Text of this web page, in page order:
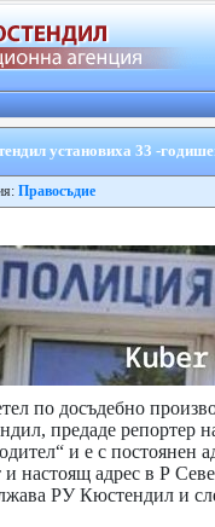
установиха 33 -
Правосъдие
по досъдебно
предаде репортер
и е с постоянен
и настоящ адрес в Р
РУ Кюстендил и